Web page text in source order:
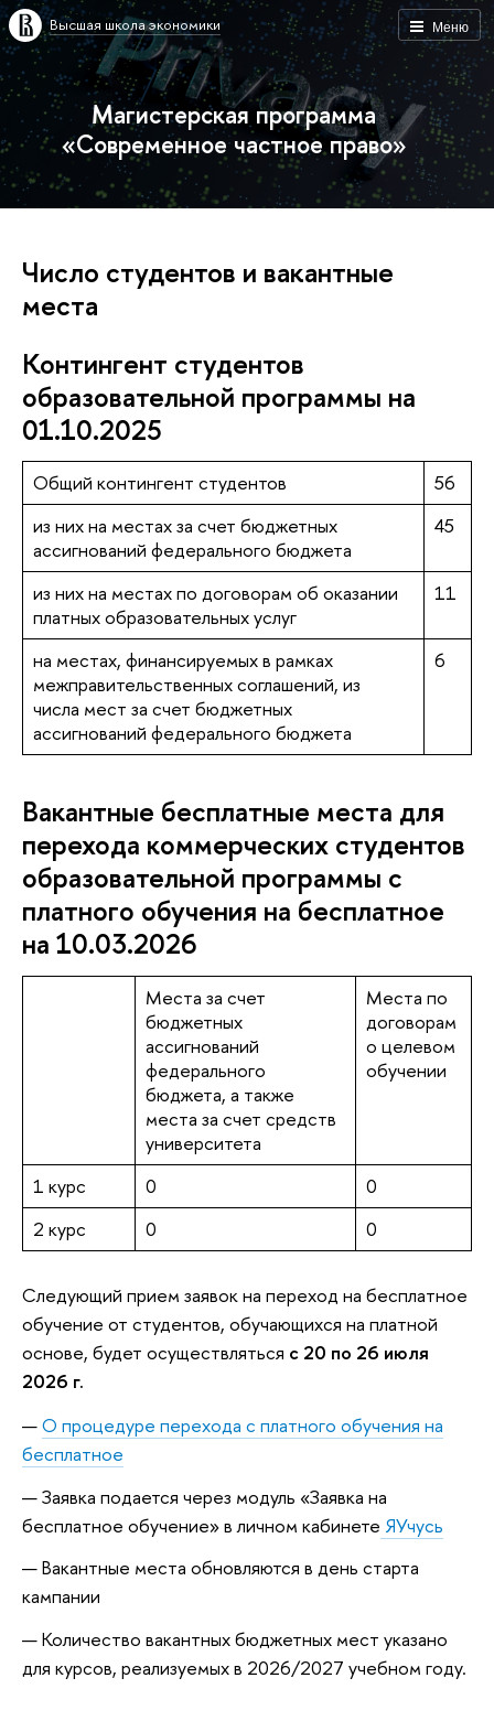
Меню
Высшая школа экономики
Магистерская программа
«Современное частное право»
Число студентов и вакантные
места
Контингент студентов
образовательной программы на
01.10.2025
Общий контингент студентов
56
из них на местах за счет бюджетных
ассигнований федерального бюджета
45
из них на местах по договорам об оказании
платных образовательных услуг
11
на местах, финансируемых в рамках
межправительственных соглашений, из
числа мест за счет бюджетных
ассигнований федерального бюджета
6
Вакантные бесплатные места для
перехода коммерческих студентов
образовательной программы с
платного обучения на бесплатное
на 10.03.2026
Места за счет
бюджетных
ассигнований
федерального
бюджета, а также
места за счет средств
университета
Места по
договорам
о целевом
обучении
1 курс 0
0
2 курс
0 0
Следующий прием заявок на переход на бесплатное
обучение от студентов, обучающихся на платной
основе, будет осуществляться с 20 по 26 июля
2026 г.
О процедуре перехода с платного обучения на
бесплатное
Заявка подается через модуль «Заявка на
бесплатное обучение» в личном кабинете ЯУчусь
Вакантные места обновляются в день старта
кампании
Количество вакантных бюджетных мест указано
для курсов, реализуемых в 2026/2027 учебном году.